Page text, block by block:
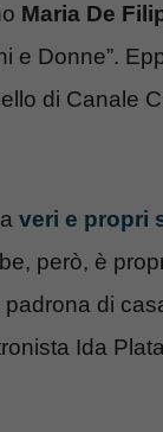
Maria De
e Donne”.
di Canale
veri e propri
però, è
di
Ida